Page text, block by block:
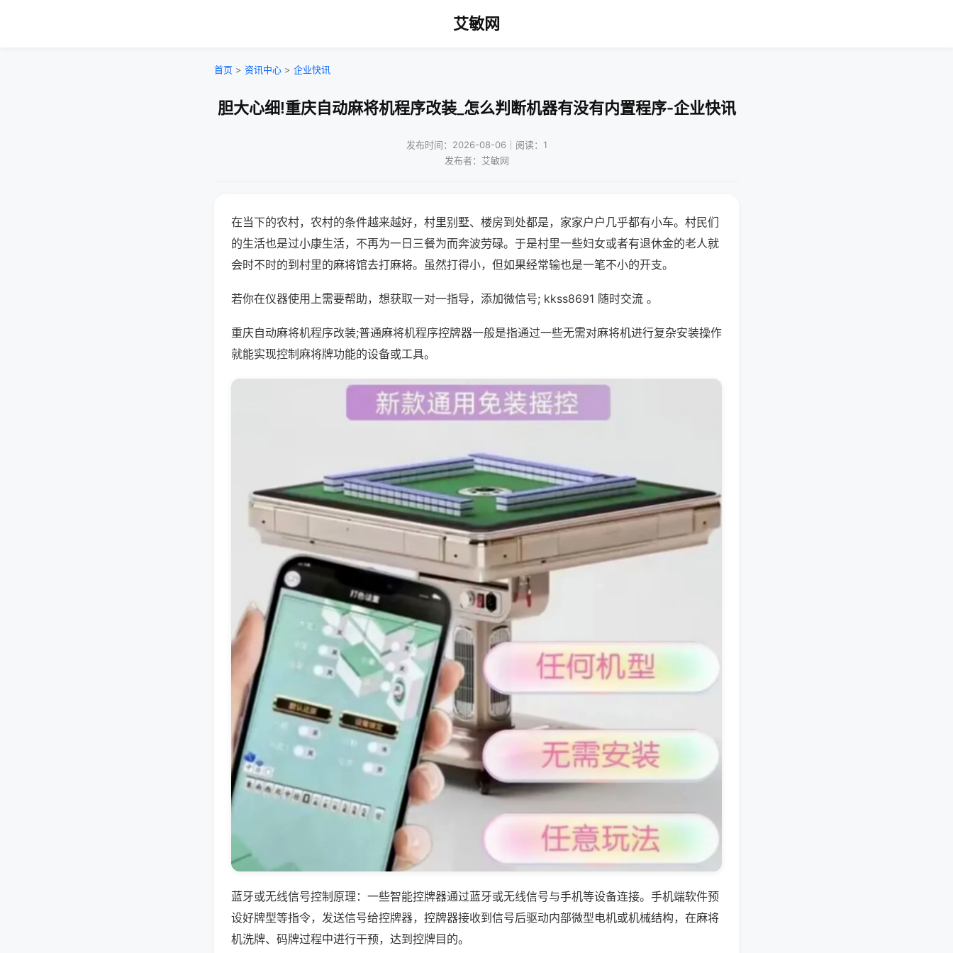
艾敏网
首页 > 资讯中心 > 企业快讯
胆大心细!重庆自动麻将机程序改装_怎么判断机器有没有内置程序-企业快讯
发布时间：2026-08-06｜阅读：1
发布者：艾敏网
在当下的农村，农村的条件越来越好，村里别墅、楼房到处都是，家家户户几乎都有小车。村民们
的生活也是过小康生活，不再为一日三餐为而奔波劳碌。于是村里一些妇女或者有退休金的老人就
会时不时的到村里的麻将馆去打麻将。虽然打得小，但如果经常输也是一笔不小的开支。
若你在仪器使用上需要帮助，想获取一对一指导，添加微信号; kkss8691 随时交流 。
重庆自动麻将机程序改装;普通麻将机程序控牌器一般是指通过一些无需对麻将机进行复杂安装操作
就能实现控制麻将牌功能的设备或工具。
蓝牙或无线信号控制原理：一些智能控牌器通过蓝牙或无线信号与手机等设备连接。手机端软件预
设好牌型等指令，发送信号给控牌器，控牌器接收到信号后驱动内部微型电机或机械结构，在麻将
机洗牌、码牌过程中进行干预，达到控牌目的。